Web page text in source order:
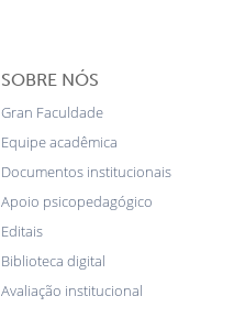
SOBRE NÓS
Gran Faculdade
Equipe acadêmica
Documentos institucionais
Apoio psicopedagógico
Editais
Biblioteca digital
Avaliação institucional